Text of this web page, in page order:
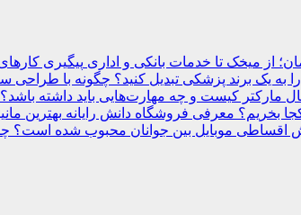
از میخک تا خدمات بانکی و اداری
یک برند پزشکی تبدیل کنید؟
مارکتر کیست و چه مهارت‌هایی باید داشته باشد؟
کجا بخریم؟ معرفی فروشگاه دانش رایانه
اقساطی موبایل بین جوانان محبوب شده است؟